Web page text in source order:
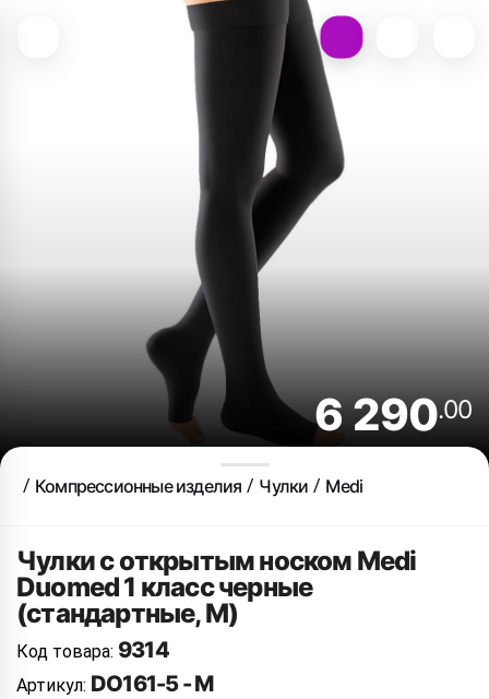
6 290.00
Компрессионные изделия Чулки Medi
Чулки с открытым носком Medi
Duomed 1 класс черные
(стандартные, M)
Код товара: 9314
Артикул: DO161-5 - M